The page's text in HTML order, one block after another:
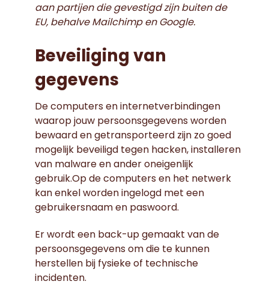
aan partijen die gevestigd zijn buiten de
EU, behalve Mailchimp en Google.
Beveiliging van
gegevens
De computers en internetverbindingen
waarop jouw persoonsgegevens worden
bewaard en getransporteerd zijn zo goed
mogelijk beveiligd tegen hacken, installeren
van malware en ander oneigenlijk
gebruik.Op de computers en het netwerk
kan enkel worden ingelogd met een
gebruikersnaam en paswoord.
Er wordt een back-up gemaakt van de
persoonsgegevens om die te kunnen
herstellen bij fysieke of technische
incidenten.